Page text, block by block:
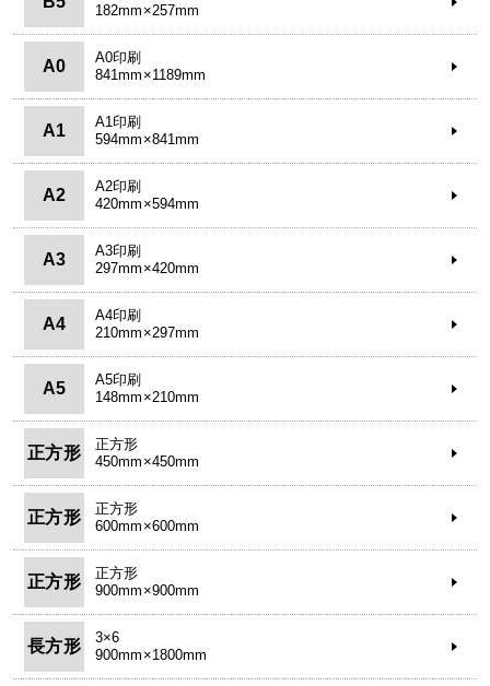
182mm×257mm
A0
A0印刷
841mm×1189mm
A1
A1印刷
594mm×841mm
A2
A2印刷
420mm×594mm
A3
A3印刷
297mm×420mm
A4
A4印刷
210mm×297mm
A5
A5印刷
148mm×210mm
正方形
正方形
450mm×450mm
正方形
正方形
600mm×600mm
正方形
正方形
900mm×900mm
長方形
3×6
900mm×1800mm